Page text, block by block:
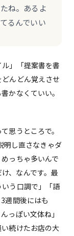
ね。あるよ
るんでいい
」「提案書を書
んどん覚えさせ
かなくていい。
思うところで。
明し直さなきゃダ
っちゃ多いんで
、なんです。最
う口調で」「語
週間後にはも
っぽい文体ね」
続けたお店の大